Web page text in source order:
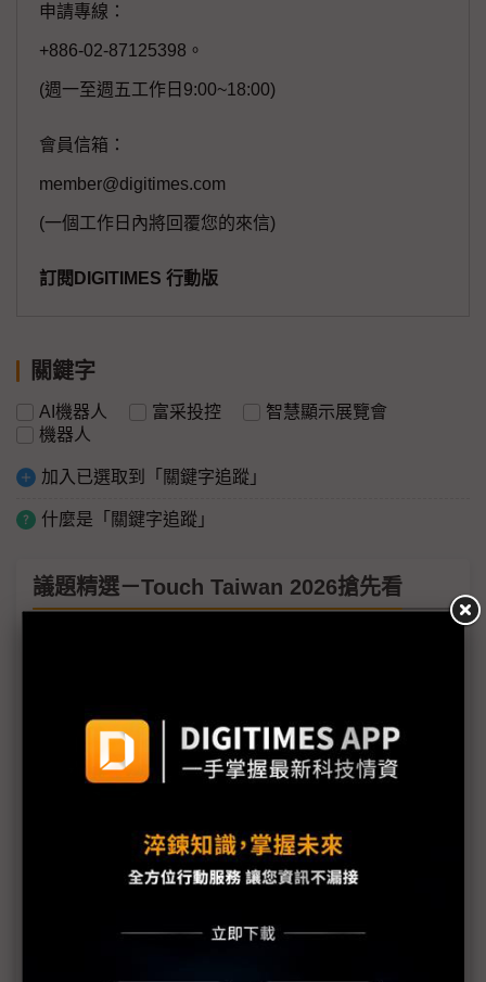
申請專線：
+886-02-87125398。
(週一至週五工作日9:00~18:00)
會員信箱：
member@digitimes.com
(一個工作日內將回覆您的來信)
訂閱DIGITIMES 行動版
關鍵字
AI機器人 富采投控
智慧顯示展覽會
機器人
加入已選取到「關鍵字追蹤」
什麼是「關鍵字追蹤」
議題精選－Touch Taiwan 2026搶先看
電子紙龍頭元太轉戰COMPUTEX 虹彩Touch
Taiwan多場域獨領風騷
友達綠色布展再進化 回收材料佔比達8成
群創布局戶外、空拍機與車載顯示 擴大應用版圖
裸眼3D換衣鏡、魔法窗彩石喚魔獸 群創用顯示技術